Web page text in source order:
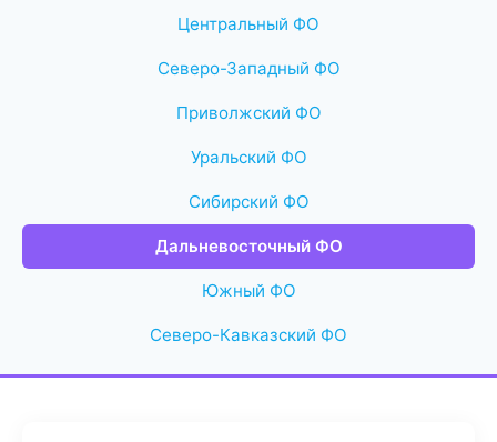
Центральный ФО
Северо-Западный ФО
Приволжский ФО
Уральский ФО
Сибирский ФО
Дальневосточный ФО
Южный ФО
Северо-Кавказский ФО